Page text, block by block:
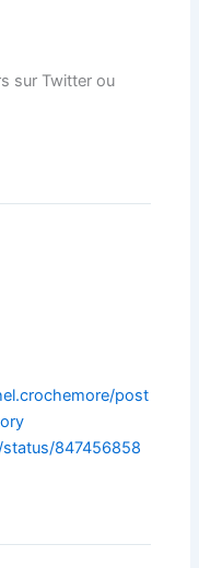
sur Twitter ou
post
847456858